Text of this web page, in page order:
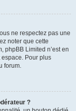
ne respectez pas une
noter que cette
phpBB Limited n’est en
Pour plus
forum.
?